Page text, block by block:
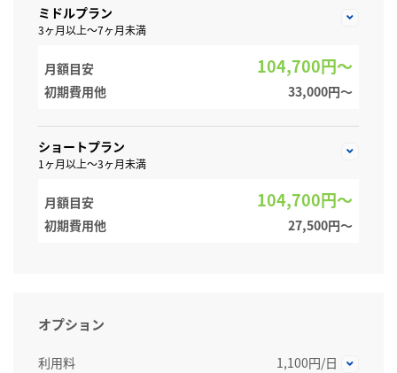
ミドルプラン
3ヶ月以上～7ヶ月未満
月額目安 104,700円～
初期費用他 33,000円〜
ショートプラン
1ヶ月以上～3ヶ月未満
月額目安 104,700円～
初期費用他 27,500円〜
オプション
利用料
1,100円/日